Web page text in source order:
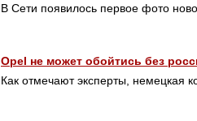
В Сети появилось первое фото
Opel не может обойтись без
Как отмечают эксперты, немецкая